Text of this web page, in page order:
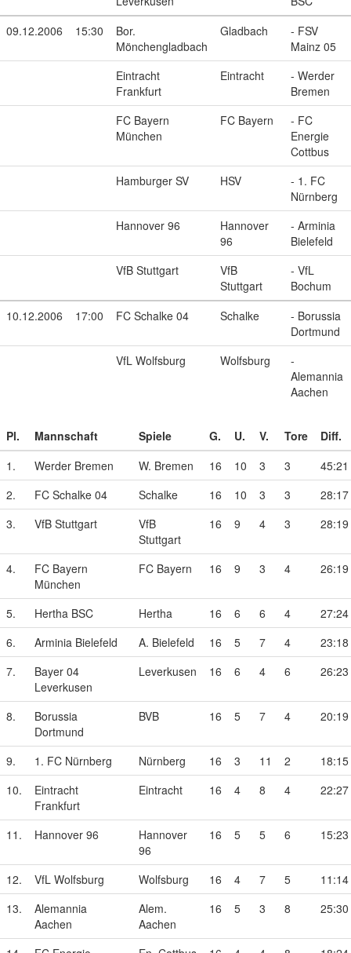
09.12.2006
15:30
Bor.
Mönchengladbach
Gladbach
- FSV
Mainz 05
Eintracht
Frankfurt
Eintracht
- Werder
Bremen
FC Bayern
München
FC Bayern
- FC
Energie
Cottbus
Hamburger SV
HSV
- 1. FC
Nürnberg
Hannover 96
Hannover
96
- Arminia
Bielefeld
VfB Stuttgart
VfB
Stuttgart
- VfL
Bochum
10.12.2006
17:00 FC Schalke 04 Schalke
- Borussia
Dortmund
VfL Wolfsburg
Wolfsburg
-
Alemannia
Aachen
Pl. Mannschaft Spiele G. U. V. Tore
Diff.
1.
Werder Bremen W. Bremen 16 10 3 3
45:21
2.
FC Schalke 04 Schalke 16 10 3 3
28:17
3.
VfB Stuttgart
VfB
Stuttgart
16 9 4 3 28:19
4.
FC Bayern
München
FC Bayern 16 9 3 4 26:19
5. Hertha BSC Hertha 16 6 6 4
27:24
6.
Arminia Bielefeld A. Bielefeld 16 5 7 4
23:18
7.
Bayer 04
Leverkusen
Leverkusen 16 6 4 6 26:23
8.
Borussia
Dortmund
BVB 16 5 7 4 20:19
9. 1. FC Nürnberg Nürnberg 16 3 11 2
18:15
10.
Eintracht
Frankfurt
Eintracht 16 4 8 4 22:27
11. Hannover 96
Hannover
96
16 5 5 6 15:23
12. VfL Wolfsburg Wolfsburg 16 4 7 5
11:14
13.
Alemannia
Aachen
Alem.
Aachen
16 5 3 8 25:30